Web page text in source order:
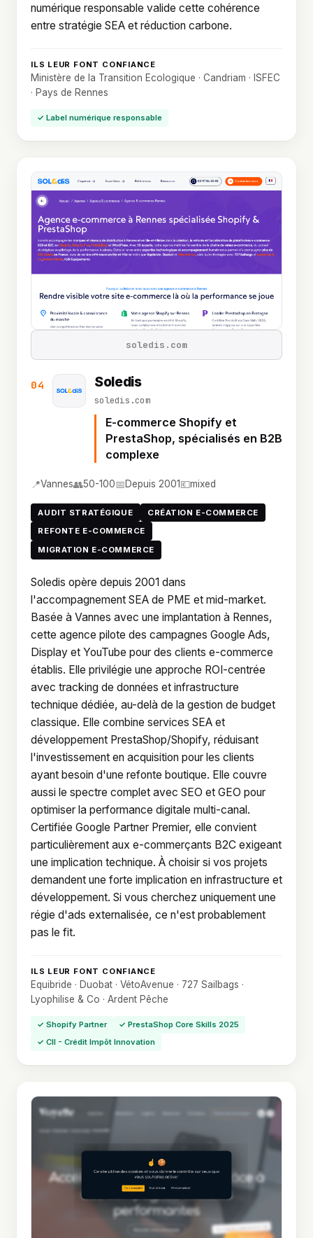
numérique responsable valide cette cohérence
entre stratégie SEA et réduction carbone.
ILS LEUR FONT CONFIANCE
Ministère de la Transition Ecologique · Candriam · ISFEC
· Pays de Rennes
✓ Label numérique responsable
04 Soledis
soledis.com
E-commerce Shopify et
PrestaShop, spécialisés en B2B
complexe
📍Vannes👥50-100📅Depuis 2001💶mixed
AUDIT STRATÉGIQUE
CRÉATION E-COMMERCE
REFONTE E-COMMERCE
MIGRATION E-COMMERCE
Soledis opère depuis 2001 dans
l'accompagnement SEA de PME et mid-market.
Basée à Vannes avec une implantation à Rennes,
cette agence pilote des campagnes Google Ads,
Display et YouTube pour des clients e-commerce
établis. Elle privilégie une approche ROI-centrée
avec tracking de données et infrastructure
technique dédiée, au-delà de la gestion de budget
classique. Elle combine services SEA et
développement PrestaShop/Shopify, réduisant
l'investissement en acquisition pour les clients
ayant besoin d'une refonte boutique. Elle couvre
aussi le spectre complet avec SEO et GEO pour
optimiser la performance digitale multi-canal.
Certifiée Google Partner Premier, elle convient
particulièrement aux e-commerçants B2C exigeant
une implication technique. À choisir si vos projets
demandent une forte implication en infrastructure et
développement. Si vous cherchez uniquement une
régie d'ads externalisée, ce n'est probablement
pas le fit.
ILS LEUR FONT CONFIANCE
Equibride · Duobat · VétoAvenue · 727 Sailbags ·
Lyophilise & Co · Ardent Pêche
✓ Shopify Partner
✓ PrestaShop Core Skills 2025
✓ CII - Crédit Impôt Innovation
soledis.com